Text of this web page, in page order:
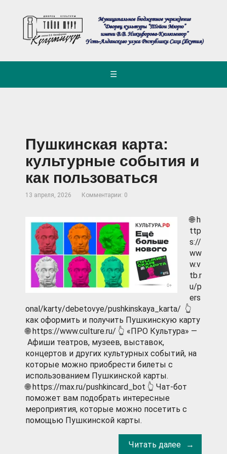
☰
Пушкинская карта:
культурные события и
как пользоваться
13 апреля, 2026 Комментарии: 0
🌐 h
ttp
s://
ww
w.v
tb.r
u/p
ers
onal/karty/debetovye/pushkinskaya_karta/ 👆
как оформить и получить Пушкинскую карту
🌐 https://www.culture.ru/ 👆 «ПРО Культура» —
Афиши театров, музеев, выставок,
концертов и других культурных событий, на
которые можно приобрести билеты с
использованием Пушкинской карты.
🌐 https://max.ru/pushkincard_bot 👆 Чат-бот
поможет вам подобрать интересные
мероприятия, которые можно посетить с
помощью Пушкинской карты.
Читать далее